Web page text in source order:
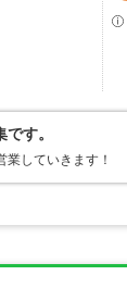
す。
していきます！